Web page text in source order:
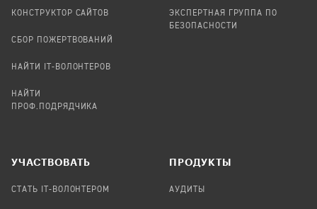
КОНСТРУКТОР САЙТОВ
СБОР ПОЖЕРТВОВАНИЙ
НАЙТИ IT-ВОЛОНТЕРОВ
НАЙТИ
ПРОФ.ПОДРЯДЧИКА
ЭКСПЕРТНАЯ ГРУППА ПО
БЕЗОПАСНОСТИ
УЧАСТВОВАТЬ
СТАТЬ IT-ВОЛОНТЕРОМ
ПРОДУКТЫ
АУДИТЫ